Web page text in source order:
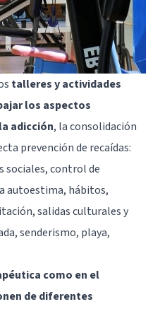
talleres y actividades
los aspectos
adicción, la consolidación
prevención de recaídas:
sociales, control de
autoestima, hábitos,
salidas culturales y
senderismo, playa,
como en el
de diferentes